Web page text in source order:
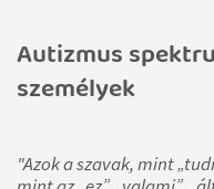
Autizmus
személyek
"Azok a szavak, mint